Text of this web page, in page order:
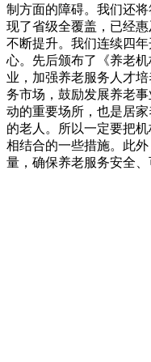
制方面的障碍。我们还
现了省级全覆盖，已经
不断提升。我们连续四
心。先后颁布了《养老
业，加强养老服务人才
务市场，鼓励发展养老
动的重要场所，也是居
的老人。所以一定要把
相结合的一些措施。此
量，确保养老服务安全